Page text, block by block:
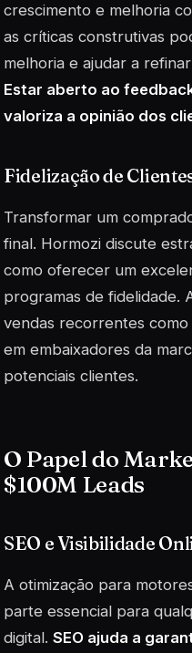
crescimento e melhoria
as críticas construtivas
melhoria e ajudar a
Estar aberto ao
valoriza a opinião dos
Fidelização de
Transformar um
final. Hormozi discute
como oferecer um
programas de fidelidade.
vendas recorrentes
em embaixadores da
potenciais clientes.
O Papel do
$100M Leads
SEO e Visibilidade
A otimização para
parte essencial para
digital. SEO ajuda a